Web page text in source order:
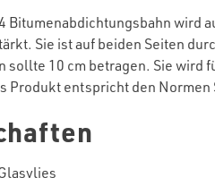
Bitumenabdichtungsbahn
Sie ist auf beiden Seiten
sollte 10 cm betragen. Sie
Produkt entspricht den Normen